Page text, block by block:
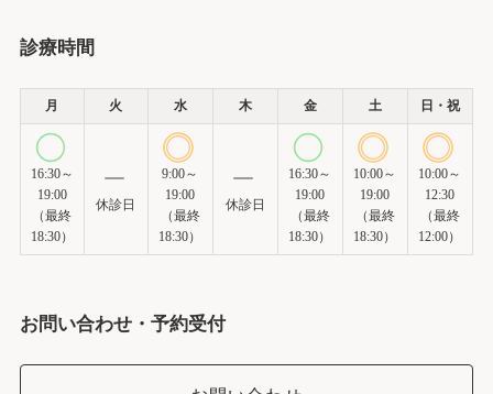
診療時間
月 火 水 木 金 土 日・祝
16:30～
19:00
（最終
18:30）
休診日
9:00～
19:00
（最終
18:30）
休診日
16:30～
19:00
（最終
18:30）
10:00～
19:00
（最終
18:30）
10:00～
12:30
（最終
12:00）
お問い合わせ・予約受付